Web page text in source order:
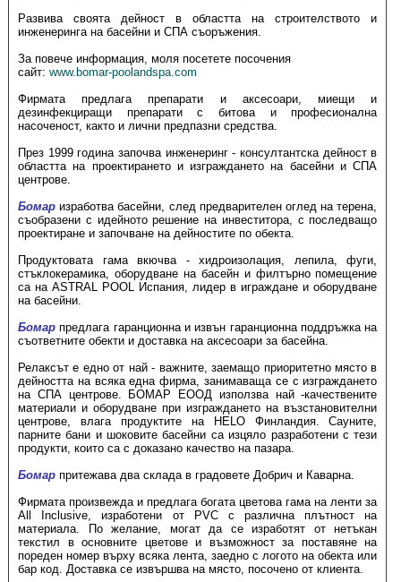
Развива своята дейност в областта на строителството и
инженеринга на басейни и СПА съоръжения.
За повече информация, моля посетете посочения
сайт: www.bomar-poolandspa.com
Фирмата предлага препарати и аксесоари, миещи и
дезинфекциращи препарати с битова и професионална
насоченост, както и лични предпазни средства.
През 1999 година започва инженеринг - консултантска дейност в
областта на проектирането и изграждането на басейни и СПА
центрове.
Бомар изработва басейни, след предварителен оглед на терена,
съобразени с идейното решение на инвеститора, с последващо
проектиране и започване на дейностите по обекта.
Продуктовата гама вкючва - хидроизолация, лепила, фуги,
стъклокерамика, оборудване на басейн и филтърно помещение
са на ASTRAL POOL Испания, лидер в играждане и оборудване
на басейни.
Бомарпредлага гаранционна и извън гаранционна поддръжка на
съответните обекти и доставка на аксесоари за басейна.
Релаксът е едно от най - важните, заемащо приоритетно място в
дейността на всяка една фирма, занимаваща се с изграждането
на СПА центрове. БОМАР ЕООД използва най -качествените
материали и оборудване при изграждането на възстановителни
центрове, влага продуктите на HELO Финландия. Сауните,
парните бани и шоковите басейни са изцяло разработени с тези
продукти, които са с доказано качество на пазара.
Бомарпритежава два склада в градовете Добрич и Каварна.
Фирмата произвежда и предлага богата цветова гама на ленти за
All Inclusive, изработени от PVC с различна плътност на
материала. По желание, могат да се изработят от нетъкан
текстил в основните цветове и възможност за поставяне на
пореден номер върху всяка лента, заедно с логото на обекта или
бар код. Доставка се извършва на място, посочено от клиента.